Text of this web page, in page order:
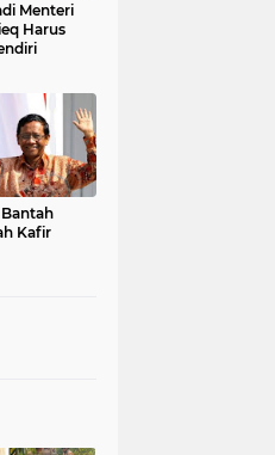
Menteri
Harus
Kafir